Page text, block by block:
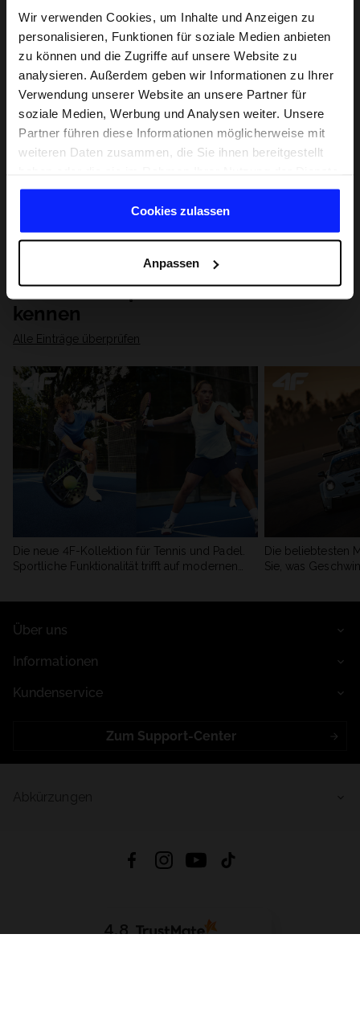
Wir verwenden Cookies, um Inhalte und Anzeigen zu
personalisieren, Funktionen für soziale Medien anbieten
zu können und die Zugriffe auf unsere Website zu
analysieren. Außerdem geben wir Informationen zu Ihrer
Verwendung unserer Website an unsere Partner für
soziale Medien, Werbung und Analysen weiter. Unsere
Partner führen diese Informationen möglicherweise mit
weiteren Daten zusammen, die Sie ihnen bereitgestellt
gesammelt haben.
Cookies zulassen
Anpassen
Lernen Sie Sport von Grund auf
kennen
Alle Einträge überprüfen
Die neue 4F-Kollektion für Tennis und Padel.
Sportliche Funktionalität trifft auf modernen
Die beliebtesten
Sie, was
Über uns
Informationen
Kundenservice
Zum Support-Center
4.8